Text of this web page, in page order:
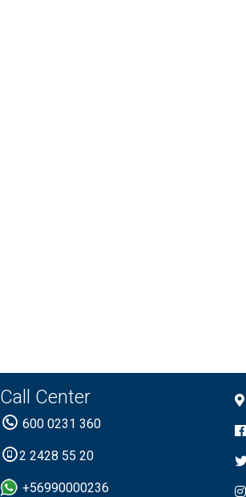
Call Center
600 0231 360
2 2428 55 20
+56990000236